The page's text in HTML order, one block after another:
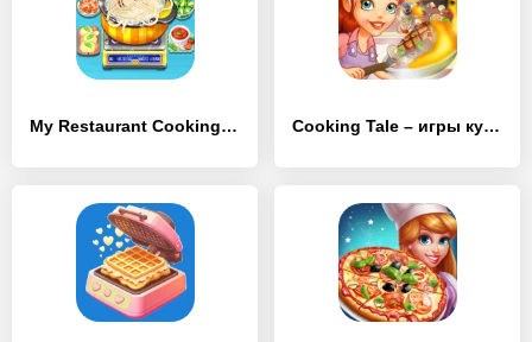
My Restaurant Cooking Home Cooking Tale – игры кулинарии